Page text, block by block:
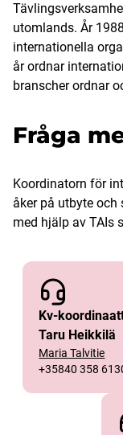
utomlands. År
internationella
år ordnar
branscher ordnar
Fråga
Koordinatorn för
åker på utbyte
med hjälp av TAIs
Kv-
Taru Heikkilä
Maria Talvitie
+35840 358